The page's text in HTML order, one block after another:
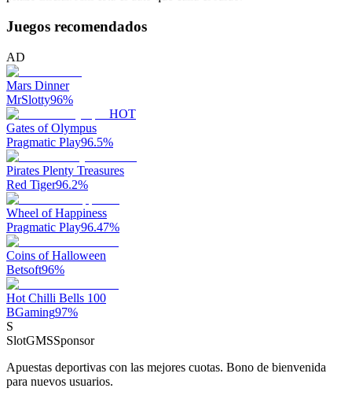
Juegos recomendados
AD
Mars Dinner
MrSlotty96%
HOT
Gates of Olympus
Pragmatic Play96.5%
Pirates Plenty Treasures
Red Tiger96.2%
Wheel of Happiness
Pragmatic Play96.47%
Coins of Halloween
Betsoft96%
Hot Chilli Bells 100
BGaming97%
S
SlotGMSSponsor
Apuestas deportivas con las mejores cuotas. Bono de bienvenida
para nuevos usuarios.